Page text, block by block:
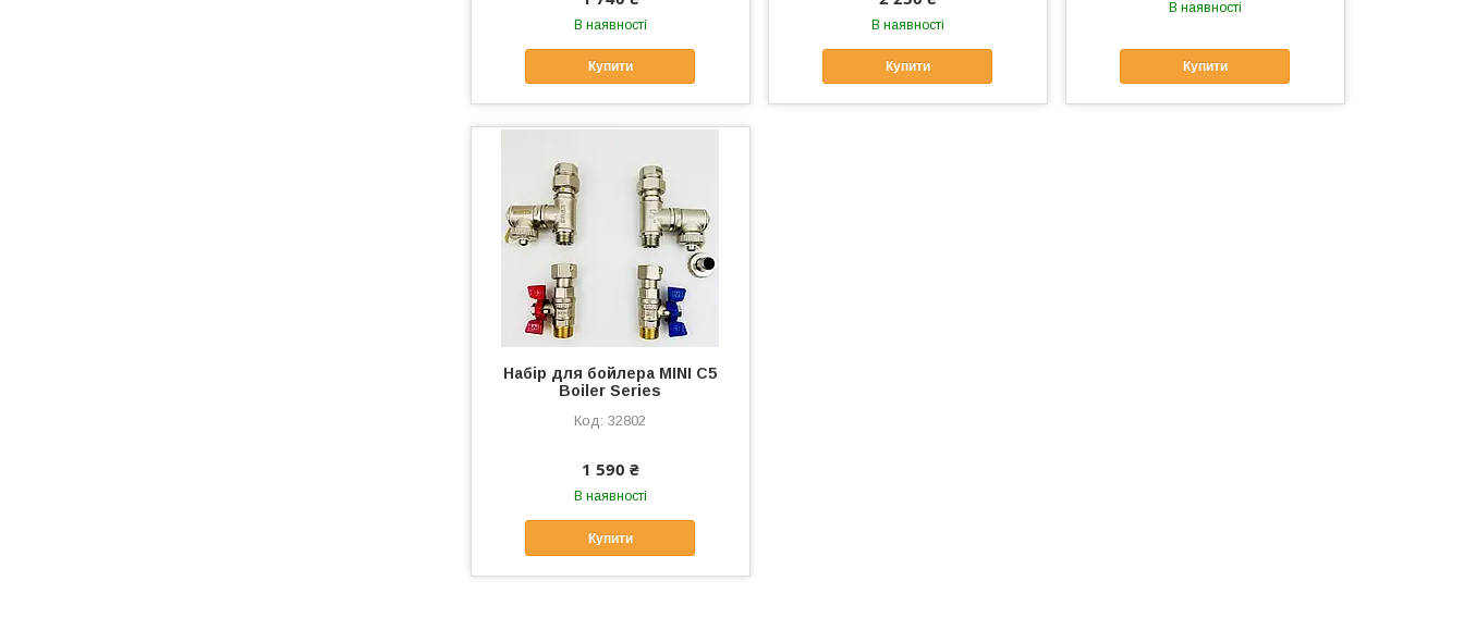
В наявності
Купити
В наявності
Купити
В наявності
Купити
Набір для бойлера MINI C5
Boiler Series
32802
1 590 ₴
В наявності
Купити